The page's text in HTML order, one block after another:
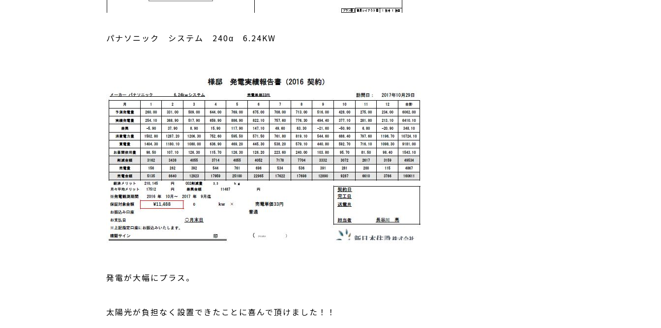
パナソニック システム 240α 6.24KW
発電が大幅にプラス。
太陽光が負担なく設置できたことに喜んで頂けました！！